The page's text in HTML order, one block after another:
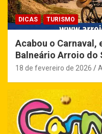
DICAS TURISMO
Acabou o Carnaval,
Balneário Arroio do
18 de fevereiro de 2026